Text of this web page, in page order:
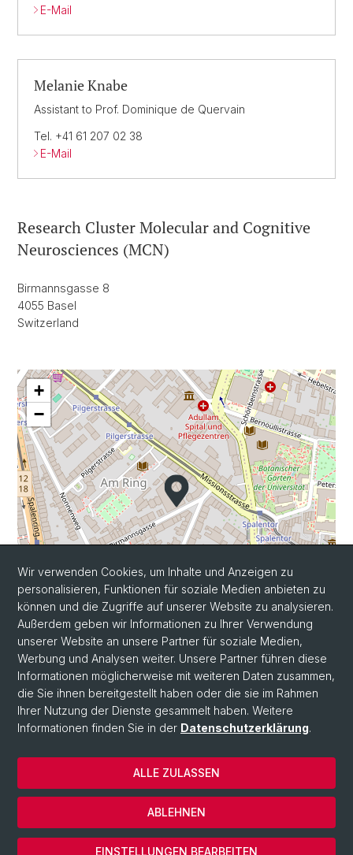
E-Mail
Melanie Knabe
Assistant to Prof. Dominique de Quervain
Tel. +41 61 207 02 38
E-Mail
Research Cluster Molecular and Cognitive
Neurosciences (MCN)
Birmannsgasse 8
4055 Basel
Switzerland
+
−
Leaflet| ©OpenStreetMapcontributors
Wir verwenden Cookies, um Inhalte und Anzeigen zu
personalisieren, Funktionen für soziale Medien anbieten zu
können und die Zugriffe auf unserer Website zu analysieren.
Außerdem geben wir Informationen zu Ihrer Verwendung
unserer Website an unsere Partner für soziale Medien,
Werbung und Analysen weiter. Unsere Partner führen diese
Informationen möglicherweise mit weiteren Daten zusammen,
die Sie ihnen bereitgestellt haben oder die sie im Rahmen
Ihrer Nutzung der Dienste gesammelt haben. Weitere
Informationen finden Sie in der Datenschutzerklärung.
EINSTELLUNGEN BEARBEITEN
ABLEHNEN
ALLE ZULASSEN